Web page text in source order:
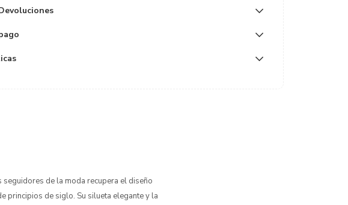
seguidores de la moda recupera el diseño
principios de siglo. Su silueta elegante y la